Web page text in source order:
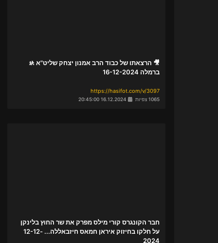
🎥 הרצאתו של כבוד הרב אמנון יצחק שליט"א 🚸
ברמלה 16-12-2024
https://hasifot.com/v/3097
1065 צפיות
חבר הקונגרס קורי מילס מפרק את שר החוץ בלינקן
על חלקו בחיזוק איראן חמאס חיזבאללה... 12-12-
2024